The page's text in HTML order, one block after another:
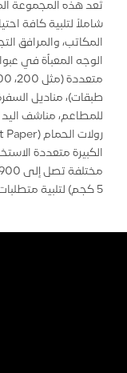
تُعد هذه المجموعة
شاملاً لتلبية كافة
المكاتب، والمرافق
الوجه المعبأة في
الكبيرة متعددة
5 كجم) لتلبية متطلبات الاستهلاك الكثيف.